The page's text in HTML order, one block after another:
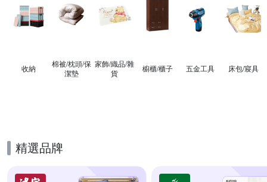
收納
棉被/枕頭/保
潔墊
家飾/織品/雜
貨
櫥櫃/櫃子 五金工具 床包/寢具
精選品牌